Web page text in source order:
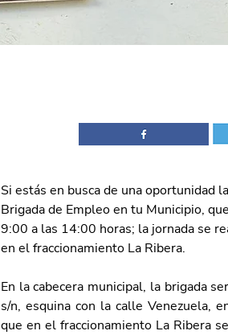
Si estás en busca de una oportunidad
Brigada de Empleo en tu Municipio,
9:00 a las 14:00 horas; la jornada se
en el fraccionamiento La Ribera.
En la cabecera municipal, la brigada
s/n, esquina con la calle Venezuela,
que en el fraccionamiento La Ribera